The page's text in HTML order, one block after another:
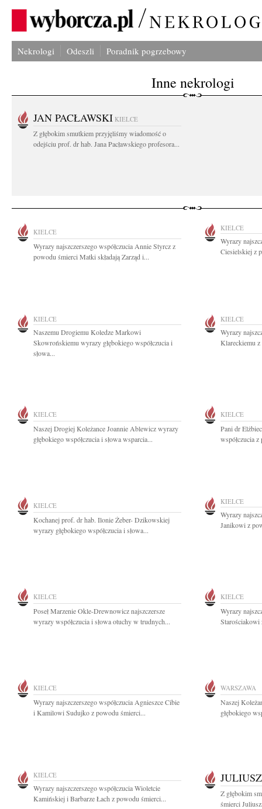
Nekrologi Odeszli Poradnik pogrzebowy
Inne nekrologi
JAN PACŁAWSKI KIELCE
Z głębokim smutkiem przyjęliśmy wiadomość o
odejściu prof. dr hab. Jana Pacławskiego profesora...
KIELCE
Wyrazy najszczerszego współczucia Annie Styrcz z
powodu śmierci Matki składają Zarząd i...
KIELCE
Wyrazy
Ciesielskiej z
KIELCE
Naszemu Drogiemu Koledze Markowi
Skowrońskiemu wyrazy głębokiego współczucia i
słowa...
KIELCE
Wyrazy
Klareckiemu z
KIELCE
Naszej Drogiej Koleżance Joannie Ablewicz wyrazy
głębokiego współczucia i słowa wsparcia...
KIELCE
Pani dr
współczucia
KIELCE
Kochanej prof. dr hab. Ilonie Żeber- Dzikowskiej
wyrazy głębokiego współczucia i słowa...
KIELCE
Wyrazy
Janikowi z
KIELCE
Poseł Marzenie Okle-Drewnowicz najszczersze
wyrazy współczucia i słowa otuchy w trudnych...
KIELCE
Wyrazy
Starościakowi
KIELCE
Wyrazy najszczerszego współczucia Agnieszce Cibie
i Kamilowi Sudujko z powodu śmierci...
WARSZAWA
Naszej
głębokiego
KIELCE
Wyrazy najszczerszego współczucia Wioletcie
Kamińskiej i Barbarze Łach z powodu śmierci...
Z głębokim
śmierci